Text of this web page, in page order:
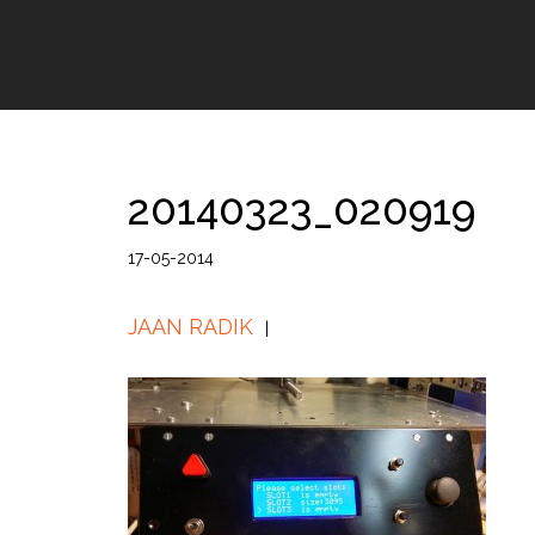
20140323_020919
17-05-2014
JAAN RADIK